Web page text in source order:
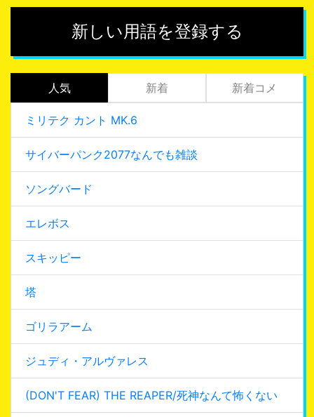
新しい用語を登録する
人気 新着 新着コメ
ミリテク カント MK.6
サイバーパンク2077なんでも雑談
ソングバード
エレボス
スキッピー
塔
ゴリラアーム
ジュディ・アルヴァレス
(DON'T FEAR) THE REAPER/死神なんて怖くない